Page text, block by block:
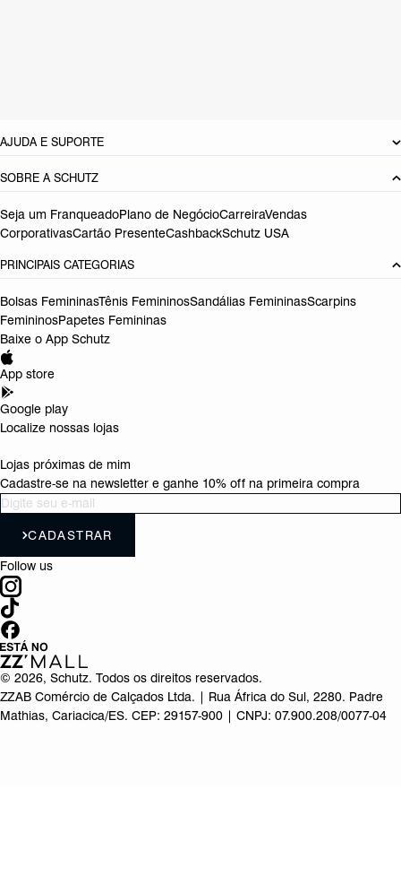
AJUDA E SUPORTE
SOBRE A SCHUTZ
Seja um FranqueadoPlano de NegócioCarreiraVendas
CorporativasCartão PresenteCashbackSchutz USA
PRINCIPAIS CATEGORIAS
Bolsas FemininasTênis FemininosSandálias FemininasScarpins
FemininosPapetes Femininas
Baixe o App Schutz
App store
Google play
Localize nossas lojas
Lojas próximas de mim
Cadastre-se na newsletter e ganhe 10% off na primeira compra
CADASTRAR
Follow us
© 2026, Schutz. Todos os direitos reservados.
ZZAB Comércio de Calçados Ltda. | Rua África do Sul, 2280. Padre
Mathias, Cariacica/ES. CEP: 29157-900 | CNPJ: 07.900.208/0077-04